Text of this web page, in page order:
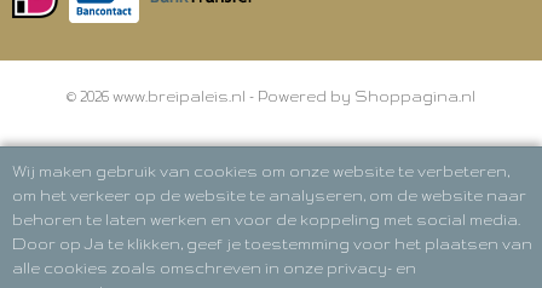
© 2026 www.breipaleis.nl - Powered by Shoppagina.nl
Wij maken gebruik van cookies om onze website te verbeteren,
om het verkeer op de website te analyseren, om de website naar
behoren te laten werken en voor de koppeling met social media.
Door op Ja te klikken, geef je toestemming voor het plaatsen van
alle cookies zoals omschreven in onze privacy- en